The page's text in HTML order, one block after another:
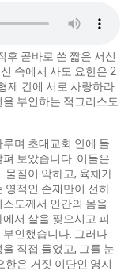
후 곧바로 쓴 짧은 서신
속에서 사도 요한은 2
제 간에 서로 사랑하라.
부인하는 적그리스도
며 초대교회 안에 들
보았습니다. 이들은
물질이 악하고, 육체가
영적인 존재만이 선하
도께서 인간의 몸을
서 살을 찢으시고 피
인했습니다. 그러나
직접 들었고, 그를 눈
한은 거짓 이단인 영지